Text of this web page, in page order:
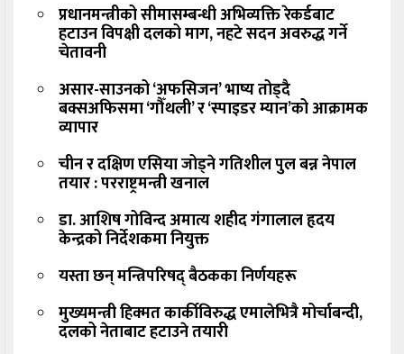
प्रधानमन्त्रीको सीमासम्बन्धी अभिव्यक्ति रेकर्डबाट
हटाउन विपक्षी दलको माग, नहटे सदन अवरुद्ध गर्ने
चेतावनी
असार-साउनको ‘अफसिजन’ भाष्य तोड्दै
बक्सअफिसमा ‘गौँथली’ र ‘स्पाइडर म्यान’को आक्रामक
व्यापार
चीन र दक्षिण एसिया जोड्ने गतिशील पुल बन्न नेपाल
तयार : परराष्ट्रमन्त्री खनाल
डा. आशिष गोविन्द अमात्य शहीद गंगालाल हृदय
केन्द्रको निर्देशकमा नियुक्त
यस्ता छन् मन्त्रिपरिषद् बैठकका निर्णयहरू
मुख्यमन्त्री हिक्मत कार्कीविरुद्ध एमालेभित्रै मोर्चाबन्दी,
दलको नेताबाट हटाउने तयारी